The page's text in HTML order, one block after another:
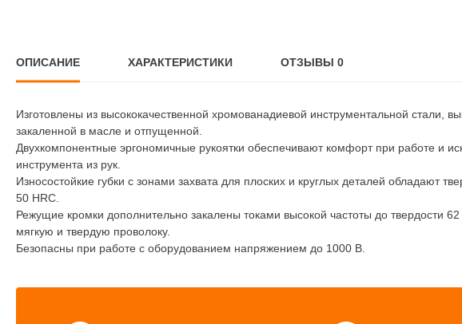
ОПИСАНИЕ ХАРАКТЕРИСТИКИ ОТЗЫВЫ 0
Изготовлены из высококачественной хромованадиевой инструментальной стали,
закаленной в масле и отпущенной.
Двухкомпонентные эргономичные рукоятки обеспечивают комфорт при работе и
инструмента из рук.
Износостойкие губки с зонами захвата для плоских и круглых деталей обладают
50 HRC.
Режущие кромки дополнительно закалены токами высокой частоты до твердости 62
мягкую и твердую проволоку.
Безопасны при работе с оборудованием напряжением до 1000 В.